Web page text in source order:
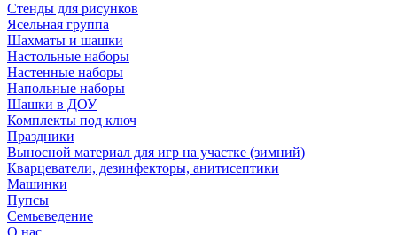
Стенды для рисунков
Ясельная группа
Шахматы и шашки
Настольные наборы
Настенные наборы
Напольные наборы
Шашки в ДОУ
Комплекты под ключ
Праздники
Выносной материал для игр на участке (зимний)
Кварцеватели, дезинфекторы, анитисептики
Машинки
Пупсы
Семьеведение
О нас